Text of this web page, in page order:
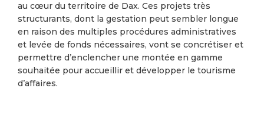
au cœur du territoire de Dax. Ces projets très
structurants, dont la gestation peut sembler longue
en raison des multiples procédures administratives
et levée de fonds nécessaires, vont se concrétiser et
permettre d’enclencher une montée en gamme
souhaitée pour accueillir et développer le tourisme
d’affaires.